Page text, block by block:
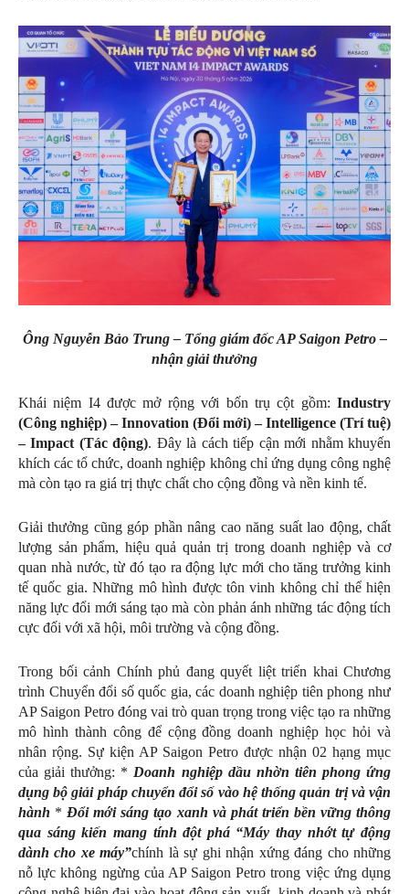
Ông Nguyễn Bảo Trung – Tổng giám đốc AP Saigon Petro –
nhận giải thưởng
Khái niệm I4 được mở rộng với bốn trụ cột gồm: Industry
(Công nghiệp) – Innovation (Đổi mới) – Intelligence (Trí tuệ)
– Impact (Tác động). Đây là cách tiếp cận mới nhằm khuyến
khích các tổ chức, doanh nghiệp không chỉ ứng dụng công nghệ
mà còn tạo ra giá trị thực chất cho cộng đồng và nền kinh tế.
Giải thưởng cũng góp phần nâng cao năng suất lao động, chất
lượng sản phẩm, hiệu quả quản trị trong doanh nghiệp và cơ
quan nhà nước, từ đó tạo ra động lực mới cho tăng trưởng kinh
tế quốc gia. Những mô hình được tôn vinh không chỉ thể hiện
năng lực đổi mới sáng tạo mà còn phản ánh những tác động tích
cực đối với xã hội, môi trường và cộng đồng.
Trong bối cảnh Chính phủ đang quyết liệt triển khai Chương
trình Chuyển đổi số quốc gia, các doanh nghiệp tiên phong như
AP Saigon Petro đóng vai trò quan trọng trong việc tạo ra những
mô hình thành công để cộng đồng doanh nghiệp học hỏi và
nhân rộng. Sự kiện AP Saigon Petro được nhận 02 hạng mục
của giải thưởng: * Doanh nghiệp dầu nhờn tiên phong ứng
dụng bộ giải pháp chuyển đổi số vào hệ thống quản trị và vận
hành *Đổi mới sáng tạo xanh và phát triển bền vững thông
qua sáng kiến mang tính đột phá “Máy thay nhớt tự động
dành cho xe máy”chính là sự ghi nhận xứng đáng cho những
nỗ lực không ngừng của AP Saigon Petro trong việc ứng dụng